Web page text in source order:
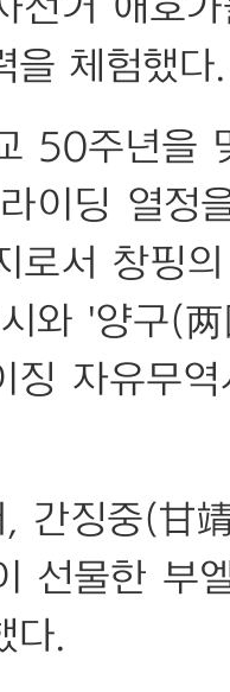
을 체험했다.
50주년을
이딩 열정
로서 창핑
와 '양구(
징 자유무
간징중(甘
선물한 부
다.